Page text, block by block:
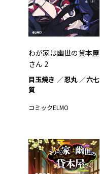
わが家は幽世の貸本屋
さん 2
目玉焼き 忍丸
六七
質
コミックELMO